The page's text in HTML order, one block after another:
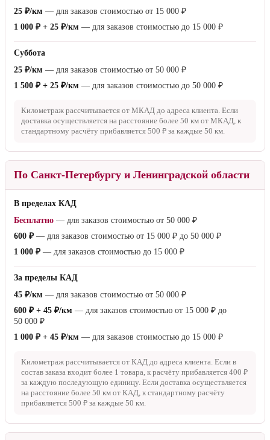
25 ₽/км — для заказов стоимостью от 15 000 ₽
1 000 ₽ + 25 ₽/км — для заказов стоимостью до 15 000 ₽
Суббота
25 ₽/км — для заказов стоимостью от 50 000 ₽
1 500 ₽ + 25 ₽/км — для заказов стоимостью до 50 000 ₽
Километраж рассчитывается от МКАД до адреса клиента. Если
доставка осуществляется на расстояние более 50 км от МКАД, к
стандартному расчёту прибавляется 500 ₽ за каждые 50 км.
По Санкт-Петербургу и Ленинградской области
В пределах КАД
Бесплатно — для заказов стоимостью от 50 000 ₽
600 ₽— для заказов стоимостью от 15 000 ₽ до 50 000 ₽
1 000 ₽— для заказов стоимостью до 15 000 ₽
За пределы КАД
45 ₽/км — для заказов стоимостью от 50 000 ₽
600 ₽ + 45 ₽/км — для заказов стоимостью от 15 000 ₽ до
50 000 ₽
1 000 ₽ + 45 ₽/км — для заказов стоимостью до 15 000 ₽
Километраж рассчитывается от КАД до адреса клиента. Если в
состав заказа входит более 1 товара, к расчёту прибавляется 400 ₽
за каждую последующую единицу. Если доставка осуществляется
на расстояние более 50 км от КАД, к стандартному расчёту
прибавляется 500 ₽ за каждые 50 км.